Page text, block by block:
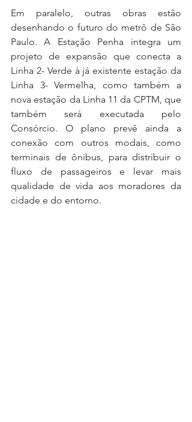
Em paralelo, outras obras estão
desenhando o futuro do metrô de São
Paulo. A Estação Penha integra um
projeto de expansão que conecta a
Linha 2- Verde à já existente estação da
Linha 3- Vermelha, como também a
nova estação da Linha 11 da CPTM, que
também será executada pelo
Consórcio. O plano prevê ainda a
conexão com outros modais, como
terminais de ônibus, para distribuir o
fluxo de passageiros e levar mais
qualidade de vida aos moradores da
cidade e do entorno.